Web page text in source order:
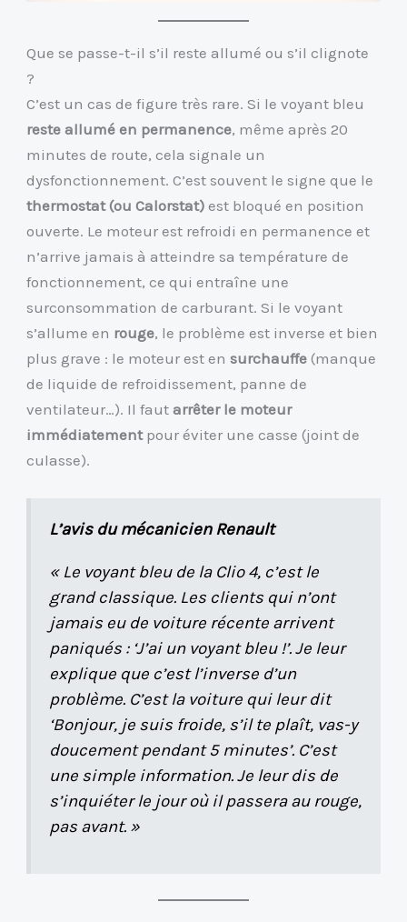
Que se passe-t-il s’il reste allumé ou s’il clignote
?
C’est un cas de figure très rare. Si le voyant bleu
reste allumé en permanence, même après 20
minutes de route, cela signale un
dysfonctionnement. C’est souvent le signe que le
thermostat (ou Calorstat) est bloqué en position
ouverte. Le moteur est refroidi en permanence et
n’arrive jamais à atteindre sa température de
fonctionnement, ce qui entraîne une
surconsommation de carburant. Si le voyant
s’allume en rouge, le problème est inverse et bien
plus grave : le moteur est ensurchauffe (manque
de liquide de refroidissement, panne de
ventilateur…). Il fautarrêter le moteur
immédiatementpour éviter une casse (joint de
culasse).
L’avis du mécanicien Renault
« Le voyant bleu de la Clio 4, c’est le
grand classique. Les clients qui n’ont
jamais eu de voiture récente arrivent
paniqués : ‘J’ai un voyant bleu !’. Je leur
explique que c’est l’inverse d’un
problème. C’est la voiture qui leur dit
‘Bonjour, je suis froide, s’il te plaît, vas-y
doucement pendant 5 minutes’. C’est
une simple information. Je leur dis de
s’inquiéter le jour où il passera au rouge,
pas avant. »